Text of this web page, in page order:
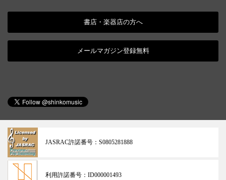
書店・楽器店の方へ
メールマガジン登録無料
JASRAC許諾番号： S0805281888
利用許諾番号： ID000001493